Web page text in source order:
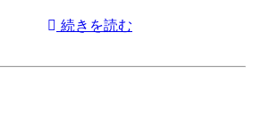
続きを読む